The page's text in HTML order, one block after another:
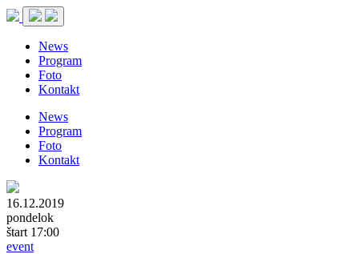
News
Program
Foto
Kontakt
News
Program
Foto
Kontakt
16.12.2019
pondelok
štart 17:00
event